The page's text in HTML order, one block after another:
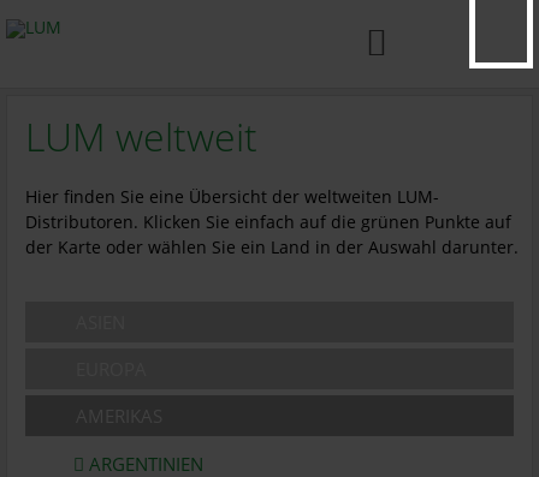

LUM weltweit
Hier finden Sie eine Übersicht der weltweiten LUM-
Distributoren. Klicken Sie einfach auf die grünen Punkte auf
der Karte oder wählen Sie ein Land in der Auswahl darunter.
ARGENTINIEN